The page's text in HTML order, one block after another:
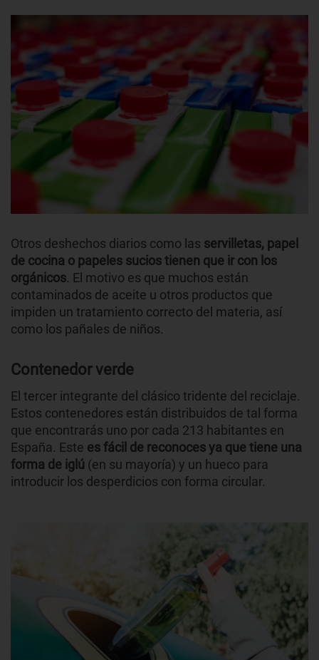
Otros deshechos diarios como las servilletas, papel
de cocina o papeles sucios tienen que ir con los
orgánicos. El motivo es que muchos están
contaminados de aceite u otros productos que
impiden un tratamiento correcto del materia, así
como los pañales de niños.
Contenedor verde
El tercer integrante del clásico tridente del reciclaje.
Estos contenedores están distribuidos de tal forma
que encontrarás uno por cada 213 habitantes en
España. Este es fácil de reconoces ya que tiene una
forma de iglú (en su mayoría) y un hueco para
introducir los desperdicios con forma circular.